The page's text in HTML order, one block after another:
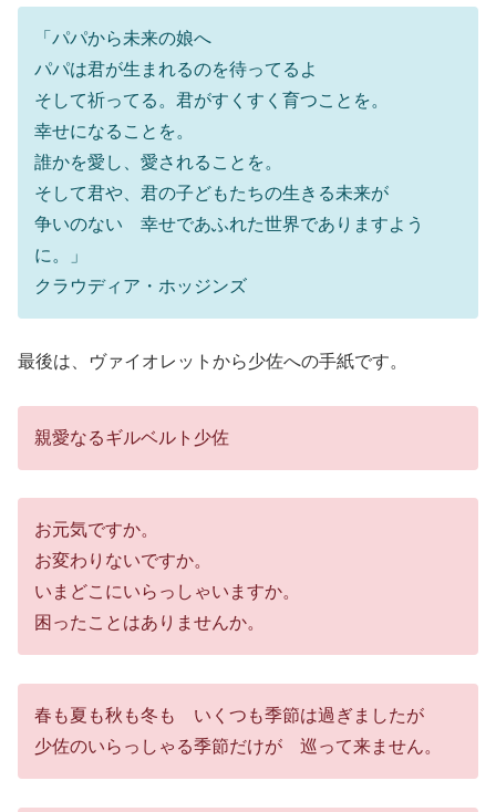
「パパから未来の娘へ
パパは君が生まれるのを待ってるよ
そして祈ってる。君がすくすく育つことを。
幸せになることを。
誰かを愛し、愛されることを。
そして君や、君の子どもたちの生きる未来が
争いのない 幸せであふれた世界でありますよう
に。」
クラウディア・ホッジンズ
最後は、ヴァイオレットから少佐への手紙です。
親愛なるギルベルト少佐
お元気ですか。
お変わりないですか。
いまどこにいらっしゃいますか。
困ったことはありませんか。
春も夏も秋も冬も いくつも季節は過ぎましたが
少佐のいらっしゃる季節だけが 巡って来ません。